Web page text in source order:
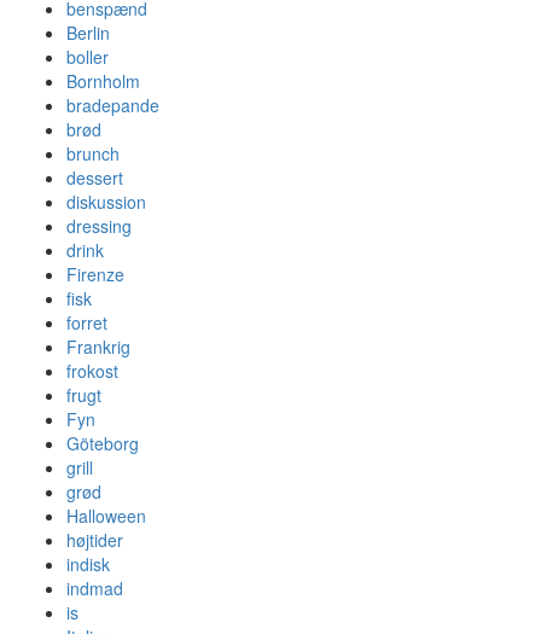
benspænd
Berlin
boller
Bornholm
bradepande
brød
brunch
dessert
diskussion
dressing
drink
Firenze
fisk
forret
Frankrig
frokost
frugt
Fyn
Göteborg
grill
grød
Halloween
højtider
indisk
indmad
is